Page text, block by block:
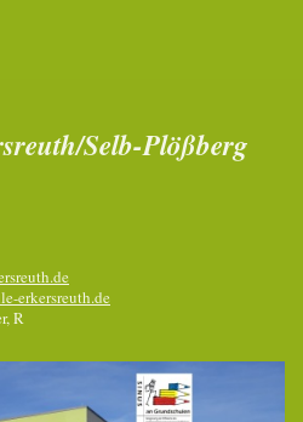
Selb-Plößberg
erkersreuth.de
R